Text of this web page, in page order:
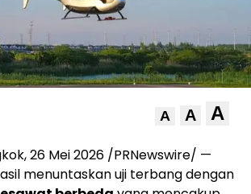
A A A
26 Mei 2026 /PRNewswire/ —
menuntaskan uji terbang dengan